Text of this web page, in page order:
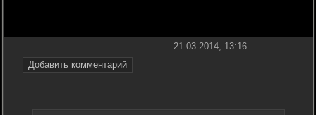
Добавить комментарий
21-03-2014, 13:16